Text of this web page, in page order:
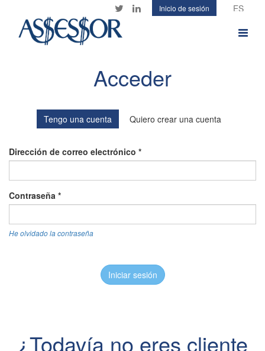
contenido
principal
TwitterLinkedInInicio de sesión
Toggle
Acceder
Tengo una cuenta Quiero crear una cuenta
Dirección de correo electrónico *
Contraseña *
He olvidado la contraseña
Iniciar sesión
¿Todavía no eres cliente